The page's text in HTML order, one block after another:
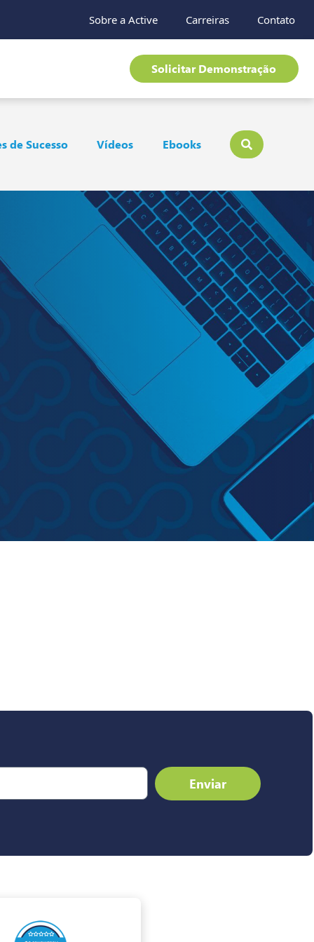
Sobre a Active Carreiras Contato
Solicitar Demonstração
de Sucesso Vídeos Ebooks
Enviar